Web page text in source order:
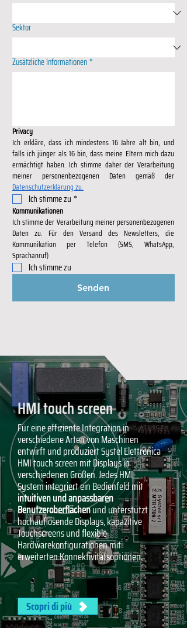
Sektor
Zusätzliche Informationen*
Privacy
Ich erkläre, dass ich mindestens 16 Jahre alt bin, und
falls ich jünger als 16 bin, dass meine Eltern mich dazu
ermächtigt haben. Ich stimme daher der Verarbeitung
Datenschutzerklärung zu.
Ich stimme zu *
Kommunikationen
Ich stimme der Verarbeitung meiner personenbezogenen
Daten zu. Für den Versand des Newsletters, die
Kommunikation per Telefon (SMS, WhatsApp,
Sprachanruf)
Ich stimme zu
Senden
HMI touch screen
Für eine effiziente Integration in
verschiedene Arten von Maschinen
entwirft und produziert Systel Elettronica
HMI touch screen mit Displays in
verschiedenen Größen. Jedes HMI-
System integriert ein Bedienfeld mit
intuitiven und anpassbaren
Benutzeroberflächenund unterstützt
hochauflösende Displays, kapazitive
Touchscreens und flexible
Hardwarekonfigurationen mit
erweiterten Konnektivitätsoptionen.
Scopri di più